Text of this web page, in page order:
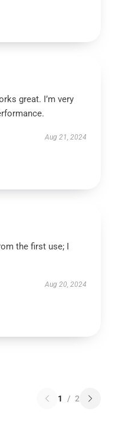
great. I’m very
Aug 21, 2024
the first use; I
Aug 20, 2024
1 / 2